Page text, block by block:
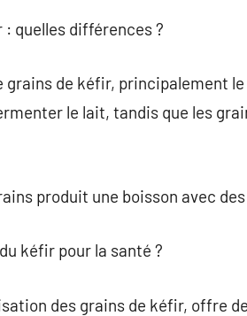
: quelles différences ?
grains de kéfir, principalement
le lait, tandis que les
produit une boisson avec
kéfir pour la santé ?
des grains de kéfir, offre